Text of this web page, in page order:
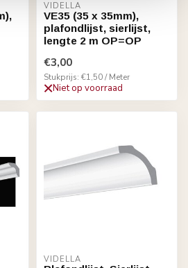
VIDELLA
VE35 (35 x 35mm),
plafondlijst, sierlijst,
lengte 2 m OP=OP
€3,00
Stukprijs: €1,50 / Meter
Niet op voorraad
VIDELLA